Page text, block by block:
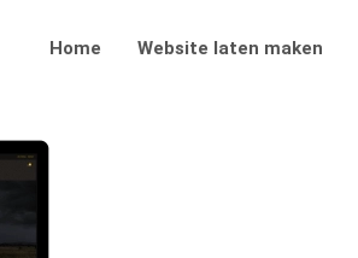
Home Website laten maken